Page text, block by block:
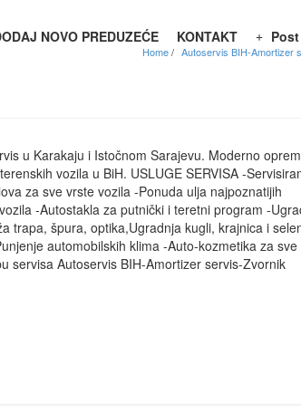
NOVO PREDUZEĆE KONTAKT
Home Autoservis BIH-Amortizer
u Karakaju i Istočnom Sarajevu. Moderno
vozila u BiH. USLUGE SERVISA -
za sve vrste vozila -Ponuda ulja najpoznatijih
-Autostakla za putnički i teretni program -
trapa, špura, optika,Ugradnja kugli, krajnica i
automobilskih klima -Auto-kozmetika za
servisa Autoservis BIH-Amortizer servis-Zvornik